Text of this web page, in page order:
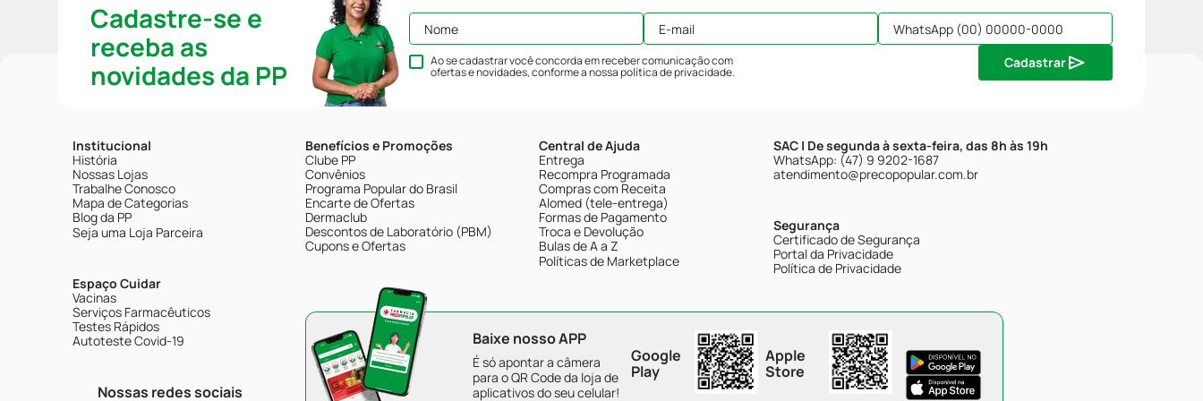
Cadastre-se e
receba as
novidades da PP
Ao se cadastrar você concorda em receber comunicação com
ofertas e novidades, conforme a nossapolítica de privacidade.
Cadastrar
Institucional
História
Nossas Lojas
Trabalhe Conosco
Mapa de Categorias
Blog da PP
Seja uma Loja Parceira
Espaço Cuidar
Vacinas
Serviços Farmacêuticos
Testes Rápidos
Autoteste Covid-19
Nossas redes sociais
Benefícios e Promoções
Clube PP
Convênios
Programa Popular do Brasil
Encarte de Ofertas
Dermaclub
Descontos de Laboratório (PBM)
Cupons e Ofertas
Central de Ajuda
Entrega
Recompra Programada
Compras com Receita
Alomed (tele-entrega)
Formas de Pagamento
Troca e Devolução
Bulas de A a Z
Políticas de Marketplace
SAC | De segunda à sexta-feira, das 8h às 19h
WhatsApp: (47) 9 9202-1687
atendimento@precopopular.com.br
Segurança
Certificado de Segurança
Portal da Privacidade
Política de Privacidade
Baixe nosso APP
É só apontar a câmera
para o QR Code da loja de
aplicativos do seu celular!
Google
Play
Apple
Store